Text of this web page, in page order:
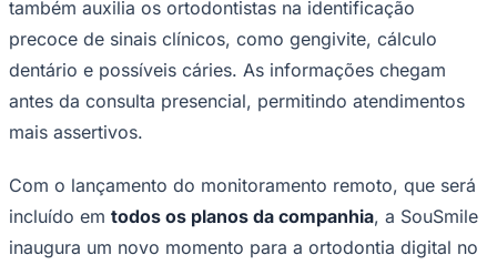
também auxilia os ortodontistas na identificação
precoce de sinais clínicos, como gengivite, cálculo
dentário e possíveis cáries. As informações chegam
antes da consulta presencial, permitindo atendimentos
mais assertivos.
Com o lançamento do monitoramento remoto, que será
incluído em todos os planos da companhia, a SouSmile
inaugura um novo momento para a ortodontia digital no